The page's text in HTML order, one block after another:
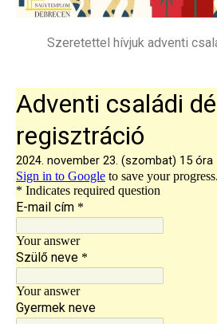
Szeretettel hívjuk adventi